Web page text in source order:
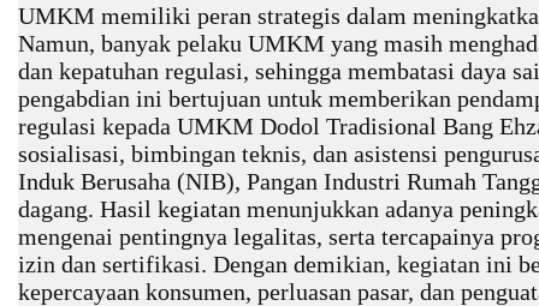
UMKM memiliki peran strategis dalam
Namun, banyak pelaku UMKM yang masih
dan kepatuhan regulasi, sehingga membatasi daya
pengabdian ini bertujuan untuk memberikan
regulasi kepada UMKM Dodol Tradisional Bang
sosialisasi, bimbingan teknis, dan asistensi
Induk Berusaha (NIB), Pangan Industri Rumah
dagang. Hasil kegiatan menunjukkan adanya
mengenai pentingnya legalitas, serta tercapainya
izin dan sertifikasi. Dengan demikian, kegiatan ini
kepercayaan konsumen, perluasan pasar, dan